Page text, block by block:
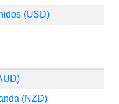
(USD)
(NZD)